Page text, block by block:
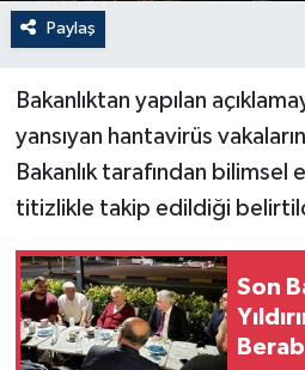
Paylaş
Bakanlıktan yapılan
yansıyan hantavirüs
Bakanlık tarafından
titizlikle takip edildiği
Son